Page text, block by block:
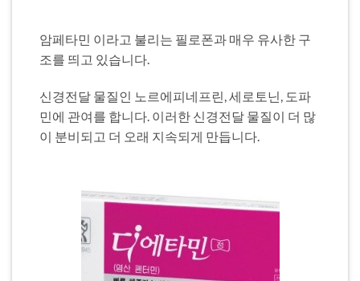
암페타민 이라고 불리는 필로폰과 매우 유사한 구
조를 띄고 있습니다.
신경전달 물질인 노르에피네프린, 세로토닌, 도파
민에 관여를 합니다. 이러한 신경전달 물질이 더 많
이 분비되고 더 오래 지속되게 만듭니다.